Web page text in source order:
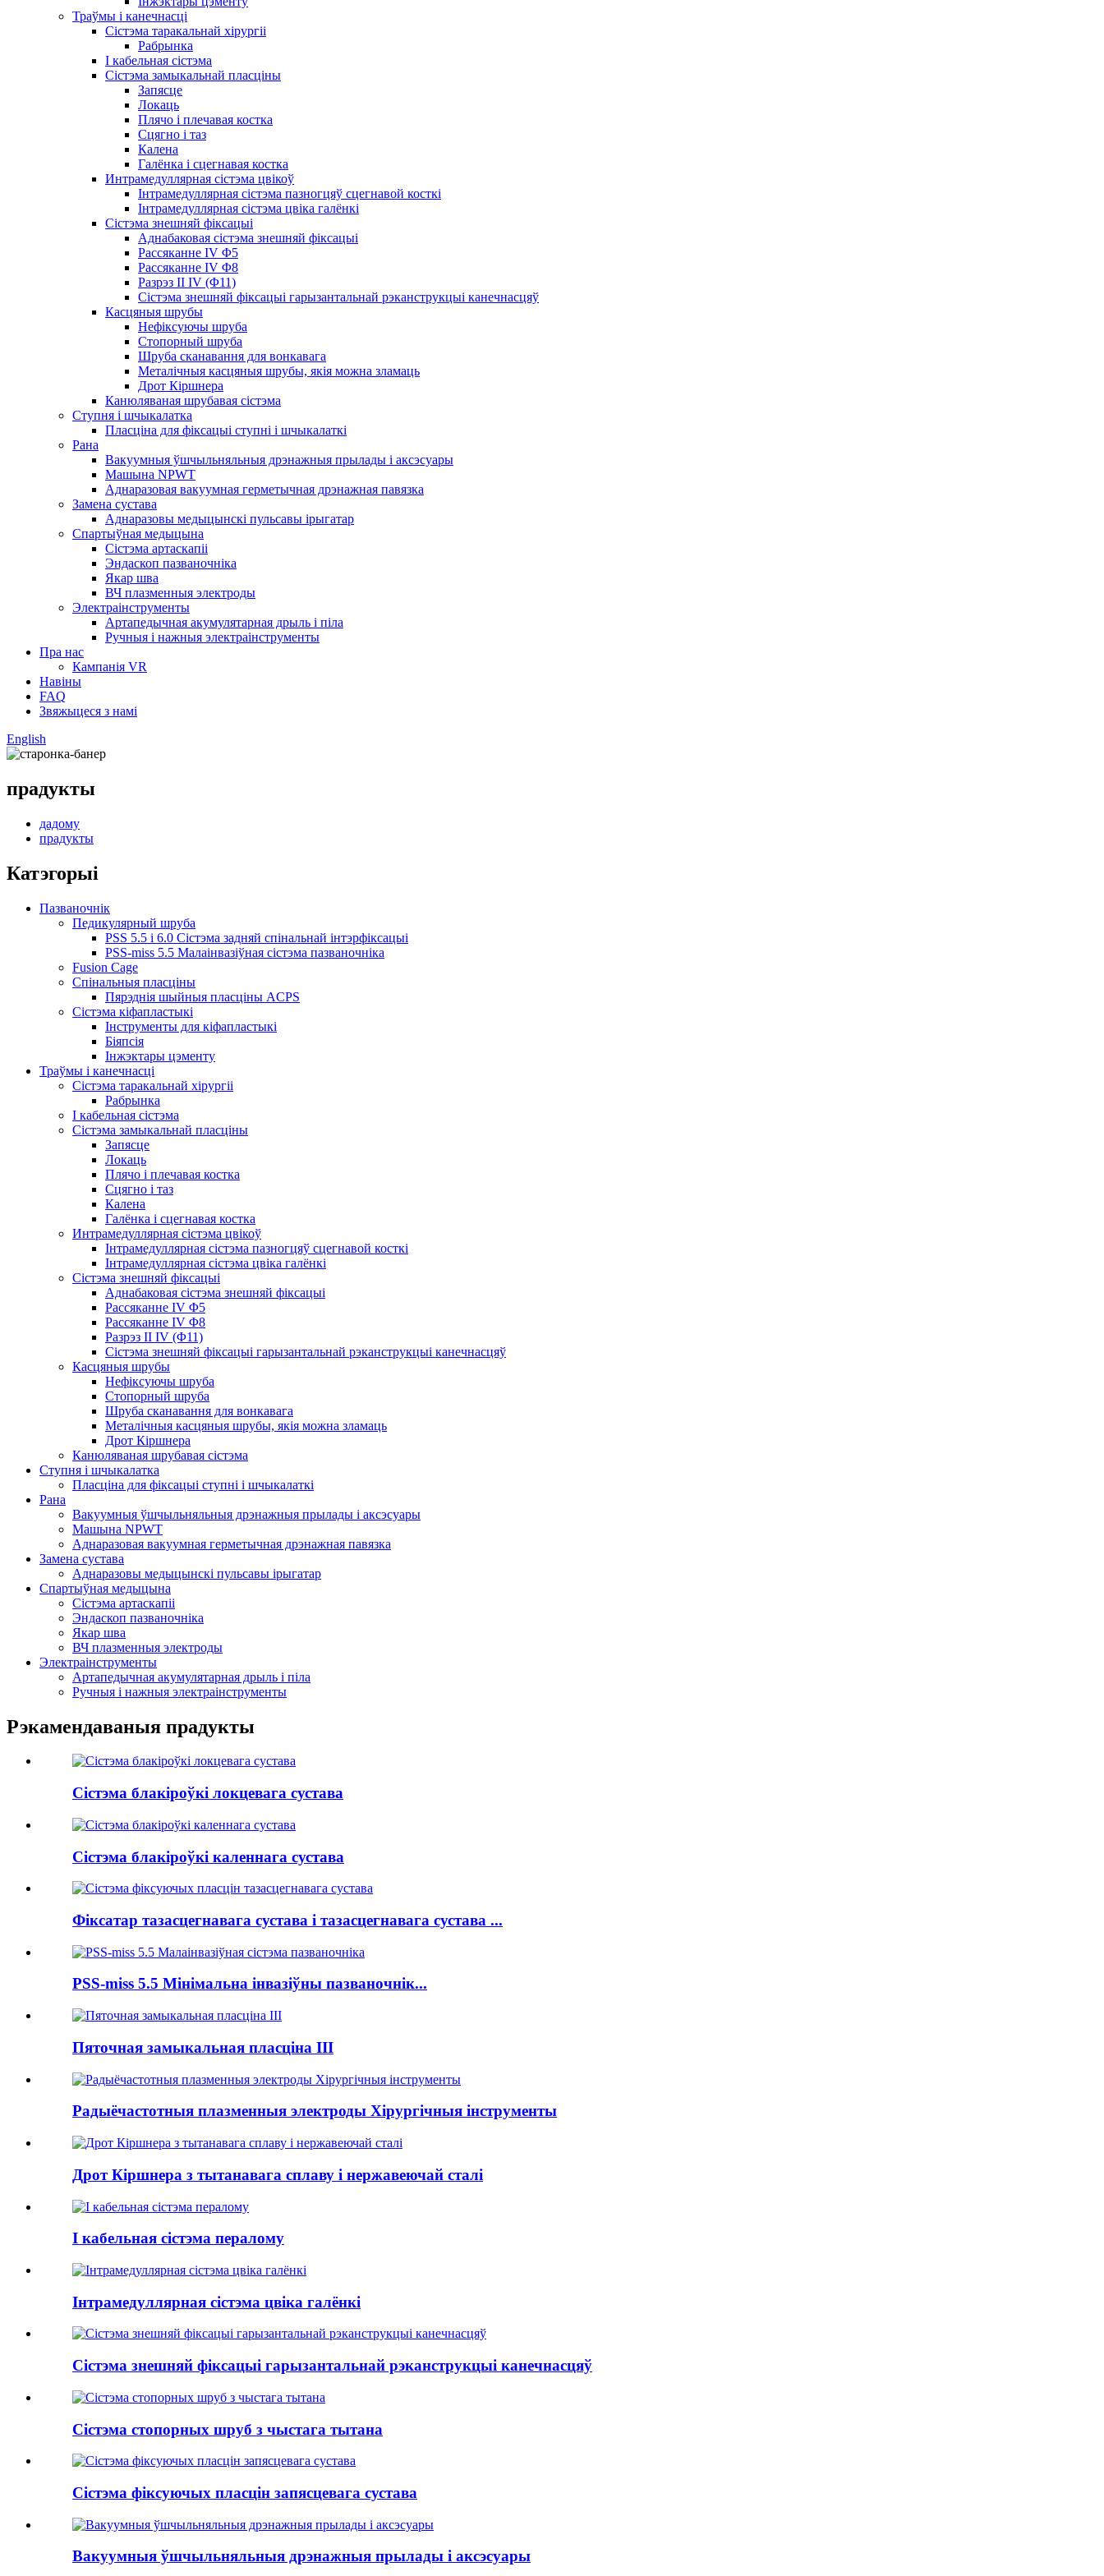
Траўмы і канечнасці
Сістэма таракальнай хірургіі
Рабрынка
І кабельная сістэма
Сістэма замыкальнай пласціны
Запясце
Локаць
Плячо і плечавая костка
Сцягно і таз
Калена
Галёнка і сцегнавая костка
Интрамедуллярная сістэма цвікоў
Інтрамедуллярная сістэма пазногцяў сцегнавой косткі
Інтрамедуллярная сістэма цвіка галёнкі
Сістэма знешняй фіксацыі
Аднабаковая сістэма знешняй фіксацыі
Рассяканне IV Φ5
Рассяканне IV Φ8
Разрэз II IV (Φ11)
Сістэма знешняй фіксацыі гарызантальнай рэканструкцыі канечнасцяў
Касцяныя шрубы
Нефіксуючы шруба
Стопорный шруба
Шруба сканавання для вонкавага
Металічныя касцяныя шрубы, якія можна зламаць
Дрот Кіршнера
Канюляваная шрубавая сістэма
Ступня і шчыкалатка
Пласціна для фіксацыі ступні і шчыкалаткі
Рана
Вакуумныя ўшчыльняльныя дрэнажныя прылады і аксэсуары
Машына NPWT
Аднаразовая вакуумная герметычная дрэнажная павязка
Замена сустава
Аднаразовы медыцынскі пульсавы ірыгатар
Спартыўная медыцына
Сістэма артаскапіі
Эндаскоп пазваночніка
Якар шва
ВЧ плазменныя электроды
Электраінструменты
Артапедычная акумулятарная дрыль і піла
Ручныя і нажныя электраінструменты
Пра нас
Кампанія VR
Навіны
FAQ
Звяжыцеся з намі
English
прадукты
дадому
прадукты
Катэгорыі
Пазваночнік
Педикулярный шруба
PSS 5.5 і 6.0 Сістэма задняй спінальнай інтэрфіксацыі
PSS-miss 5.5 Малаінвазіўная сістэма пазваночніка
Fusion Cage
Спінальныя пласціны
Пярэднія шыйныя пласціны ACPS
Сістэма кіфапластыкі
Інструменты для кіфапластыкі
Біяпсія
Інжэктары цэменту
Траўмы і канечнасці
Сістэма таракальнай хірургіі
Рабрынка
І кабельная сістэма
Сістэма замыкальнай пласціны
Запясце
Локаць
Плячо і плечавая костка
Сцягно і таз
Калена
Галёнка і сцегнавая костка
Интрамедуллярная сістэма цвікоў
Інтрамедуллярная сістэма пазногцяў сцегнавой косткі
Інтрамедуллярная сістэма цвіка галёнкі
Сістэма знешняй фіксацыі
Аднабаковая сістэма знешняй фіксацыі
Рассяканне IV Φ5
Рассяканне IV Φ8
Разрэз II IV (Φ11)
Сістэма знешняй фіксацыі гарызантальнай рэканструкцыі канечнасцяў
Касцяныя шрубы
Нефіксуючы шруба
Стопорный шруба
Шруба сканавання для вонкавага
Металічныя касцяныя шрубы, якія можна зламаць
Дрот Кіршнера
Канюляваная шрубавая сістэма
Ступня і шчыкалатка
Пласціна для фіксацыі ступні і шчыкалаткі
Рана
Вакуумныя ўшчыльняльныя дрэнажныя прылады і аксэсуары
Машына NPWT
Аднаразовая вакуумная герметычная дрэнажная павязка
Замена сустава
Аднаразовы медыцынскі пульсавы ірыгатар
Спартыўная медыцына
Сістэма артаскапіі
Эндаскоп пазваночніка
Якар шва
ВЧ плазменныя электроды
Электраінструменты
Артапедычная акумулятарная дрыль і піла
Ручныя і нажныя электраінструменты
Рэкамендаваныя прадукты
Сістэма блакіроўкі локцевага сустава
Сістэма блакіроўкі каленнага сустава
Фіксатар тазасцегнавага сустава і тазасцегнавага сустава ...
PSS-miss 5.5 Мінімальна інвазіўны пазваночнік...
Пяточная замыкальная пласціна III
Радыёчастотныя плазменныя электроды Хірургічныя інструменты
Дрот Кіршнера з тытанавага сплаву і нержавеючай сталі
І кабельная сістэма пералому
Інтрамедуллярная сістэма цвіка галёнкі
Сістэма знешняй фіксацыі гарызантальнай рэканструкцыі канечнасцяў
Сістэма стопорных шруб з чыстага тытана
Сістэма фіксуючых пласцін запясцевага сустава
Вакуумныя ўшчыльняльныя дрэнажныя прылады і аксэсуары